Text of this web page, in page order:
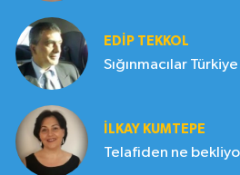
EDIP TEKKOL
Sığınmacılar
İLKAY KUMTEPE
Telafiden ne